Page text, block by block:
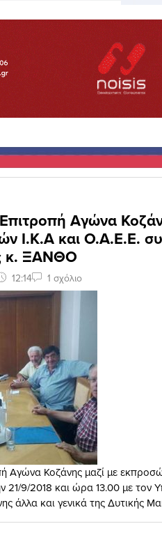
Επιτροπή Αγώνα
Ι.Κ.Α και Ο.Α.Ε.Ε.
κ. ΞΑΝΘΟ
12:14 1 σχόλιο
Αγώνα Κοζάνης μαζί με
21/9/2018 και ώρα 13.00 με τον
άλλα και γενικά της Δυτικής